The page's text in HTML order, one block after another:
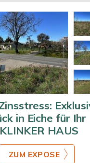
in Eiche für Ihr
HAUS
ZUM EXPOSE